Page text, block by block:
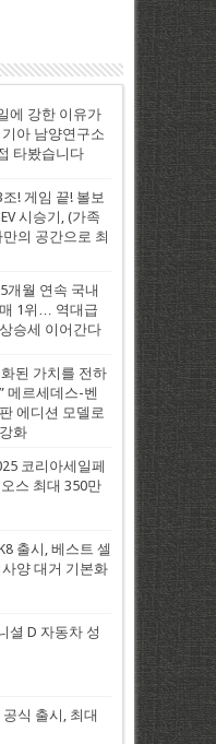
에 강한 이유가
아 남양연구소
타봤습니다
! 게임 끝! 볼보
시승기, (가족
의 공간으로 최
개월 연속 국내
1위… 역대급
승세 이어간다
된 가치를 전하
메르세데스-벤
에디션 모델로
화
코리아세일페
스 최대 350만
출시, 베스트 셀
사양 대거 기본화
셜 D 자동차 성
공식 출시, 최대